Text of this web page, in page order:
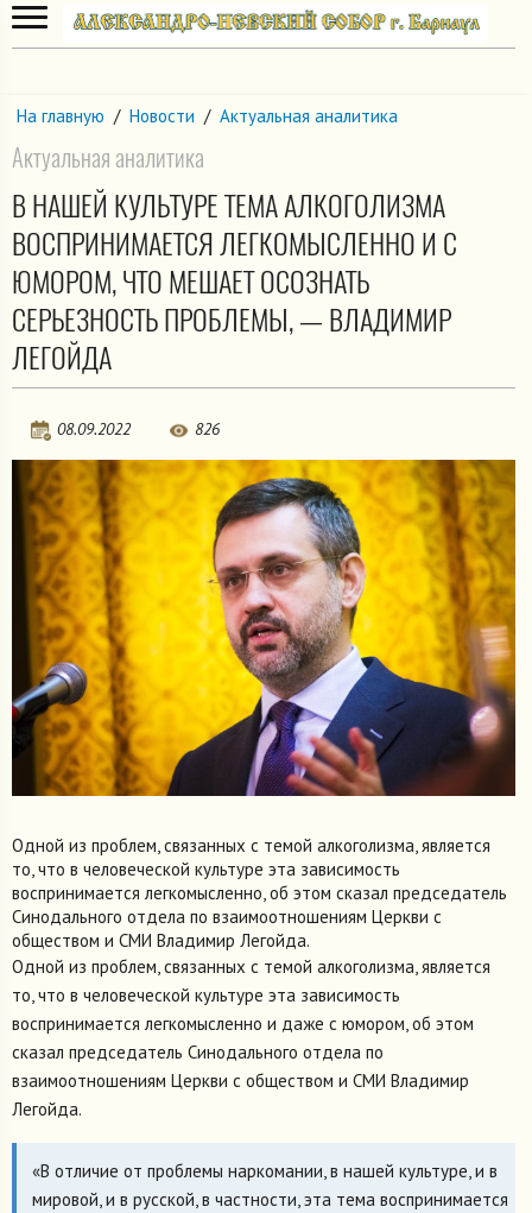
На главную / Новости / Актуальная аналитика
Актуальная аналитика
В НАШЕЙ КУЛЬТУРЕ ТЕМА АЛКОГОЛИЗМА
ВОСПРИНИМАЕТСЯ ЛЕГКОМЫСЛЕННО И С
ЮМОРОМ, ЧТО МЕШАЕТ ОСОЗНАТЬ
СЕРЬЕЗНОСТЬ ПРОБЛЕМЫ, — ВЛАДИМИР
ЛЕГОЙДА
08.09.2022 826
Одной из проблем, связанных с темой алкоголизма, является
то, что в человеческой культуре эта зависимость
воспринимается легкомысленно, об этом сказал председатель
Синодального отдела по взаимоотношениям Церкви с
обществом и СМИ Владимир Легойда.
Одной из проблем, связанных с темой алкоголизма, является
то, что в человеческой культуре эта зависимость
воспринимается легкомысленно и даже с юмором, об этом
сказал председатель Синодального отдела по
взаимоотношениям Церкви с обществом и СМИ Владимир
Легойда.
«В отличие от проблемы наркомании, в нашей культуре, и в
мировой, и в русской, в частности, эта тема воспринимается